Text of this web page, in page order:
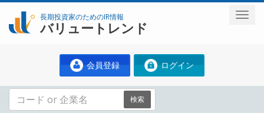
長期投資家のためのIR情報
バリュートレンド
会員登録 ログイン
検索